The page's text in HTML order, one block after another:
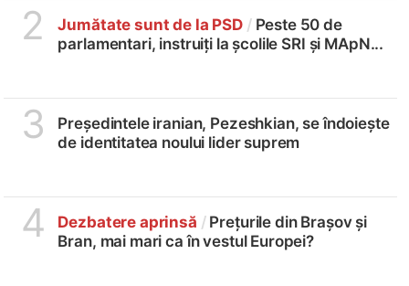
2 Jumătate sunt de la PSD / Peste 50 de
parlamentari, instruiți la școlile SRI și MApN...
3
Președintele iranian, Pezeshkian, se îndoiește
de identitatea noului lider suprem
4 Dezbatere aprinsă /Prețurile din Brașov și
Bran, mai mari ca în vestul Europei?